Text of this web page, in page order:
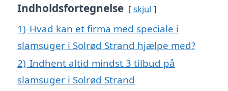
Indholdsfortegnelse skjul
1) Hvad kan et firma med speciale i
slamsuger i Solrød Strand hjælpe med?
2) Indhent altid mindst 3 tilbud på
slamsuger i Solrød Strand